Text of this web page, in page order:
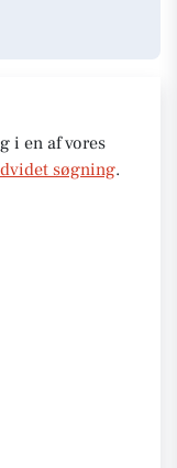
i en af vores
søgning.